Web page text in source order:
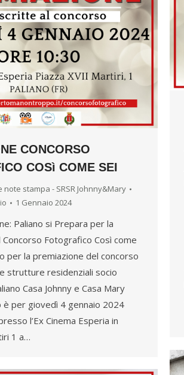
CONCORSO
COSì COME SEI
stampa - SRSR Johnny&Mary
1 Gennaio 2024
Paliano si Prepara per la
Fotografico Così come
la premiazione del concorso
strutture residenziali socio
Casa Johnny e Casa Mary
è per giovedì 4 gennaio 2024
l’Ex Cinema Esperia in
1 a…